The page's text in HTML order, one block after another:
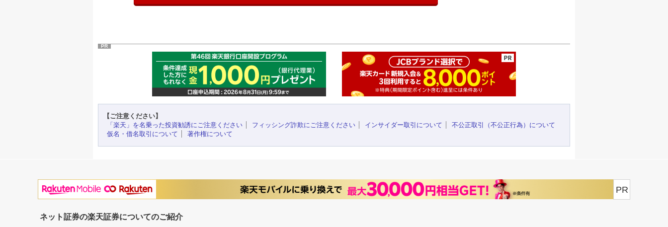
PR
【ご注意ください】
「楽天」を名乗った投資勧誘にご注意ください
フィッシング詐欺にご注意ください インサイダー取引について
不公正取引（不公正行為）について
仮名・借名取引について
著作権について
PR
ネット証券の楽天証券についてのご紹介